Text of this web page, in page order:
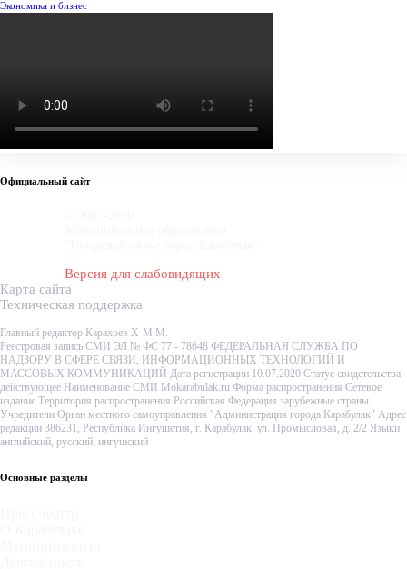
Экономика и бизнес
Официальный сайт
Версия для слабовидящих
Карта сайта
Техническая поддержка
Главный редактор Карахоев Х-М.М.
Реестровая запись СМИ ЭЛ № ФС 77 - 78648 ФЕДЕРАЛЬНАЯ СЛУЖБА ПО
НАДЗОРУ В СФЕРЕ СВЯЗИ, ИНФОРМАЦИОННЫХ ТЕХНОЛОГИЙ И
МАССОВЫХ КОММУНИКАЦИЙ Дата регистрации 10.07.2020 Статус свидетельства
действующее Наименование СМИ Mokarabulak.ru Форма распространения Сетевое
издание Территория распространения Российская Федерация зарубежные страны
Учредители Орган местного самоуправления "Администрация города Карабулак" Адрес
редакции 386231, Республика Ингушетия, г. Карабулак, ул. Промысловая, д. 2/2 Языки
английский, русский, ингушский
Основные разделы